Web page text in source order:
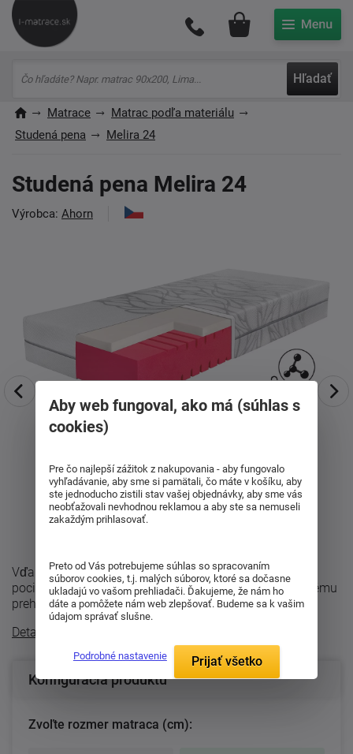
Hľadať
Môj účet
Matrace
Matrac podľa materiálu
Studená pena
Melira 24
Studená pena Melira 24
Výrobca: Ahorn
Vďaka modernej technológii GelEffect ponúka príjemný
pocit pri ľahnutí bez toho, aby dochádzalo k nepríjemnému
prehrievaniu alebo nadmernému ...
Detailný popis
Konfigurácia produktu
Zvoľte rozmer matraca (cm):
Aby web fungoval, ako má (súhlas s
cookies)
Pre čo najlepší zážitok z nakupovania - aby fungovalo
vyhľadávanie, aby sme si pamätali, čo máte v košíku, aby
ste jednoducho zistili stav vašej objednávky, aby sme vás
neobťažovali nevhodnou reklamou a aby ste sa nemuseli
zakaždým prihlasovať.
Preto od Vás potrebujeme súhlas so spracovaním
súborov cookies, t.j. malých súborov, ktoré sa dočasne
ukladajú vo vašom prehliadači. Ďakujeme, že nám ho
dáte a pomôžete nám web zlepšovať. Budeme sa k vašim
údajom správať slušne.
Podrobné nastavenie Prijať všetko